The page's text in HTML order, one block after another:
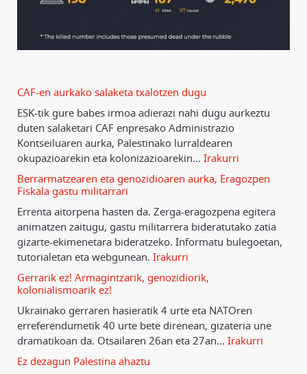
CAF-en aurkako salaketa txalotzen dugu
ESK-tik gure babes irmoa adierazi nahi dugu aurkeztu
duten salaketari CAF enpresako Administrazio
Kontseiluaren aurka, Palestinako lurraldearen
okupazioarekin eta kolonizazioarekin… Irakurri
Berrarmatzearen eta genozidioaren aurka, Eragozpen
Fiskala gastu militarrari
Errenta aitorpena hasten da. Zerga-eragozpena egitera
animatzen zaitugu, gastu militarrera bideratutako zatia
gizarte-ekimenetara bideratzeko. Informatu bulegoetan,
tutorialetan eta webgunean. Irakurri
Gerrarik ez! Armagintzarik, genozidiorik,
kolonialismoarik ez!
Ukrainako gerraren hasieratik 4 urte eta NATOren
erreferendumetik 40 urte bete direnean, gizateria une
dramatikoan da. Otsailaren 26an eta 27an… Irakurri
Ez dezagun Palestina ahaztu